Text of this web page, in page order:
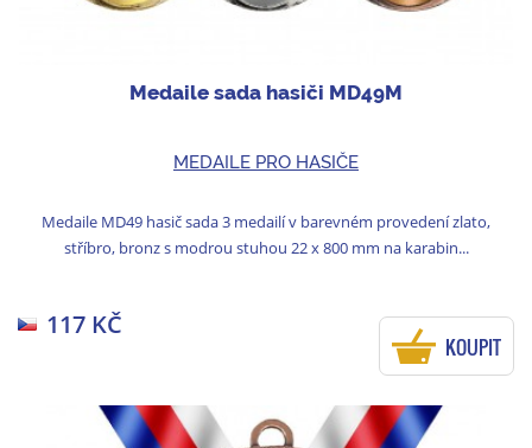
Medaile sada hasiči MD49M
MEDAILE PRO HASIČE
Medaile MD49 hasič sada 3 medailí v barevném provedení zlato,
stříbro, bronz s modrou stuhou 22 x 800 mm na karabin...
117 KČ
KOUPIT